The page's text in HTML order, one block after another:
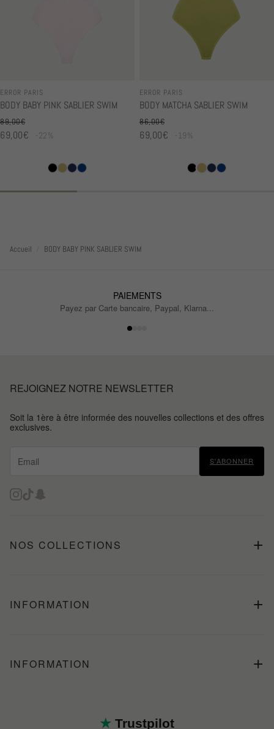
ERROR PARIS
BODY BABY PINK SABLIER SWIM
69,00€ -22%
Prix en solde
Prix habituel
89,00€
ERROR PARIS
BODY MATCHA SABLIER SWIM
69,00€ -19%
Prix en solde
Prix habituel
86,00€
Accueil BODY BABY PINK SABLIER SWIM
PAIEMENTS
Payez par Carte bancaire, Paypal, Klarna...
REJOIGNEZ NOTRE NEWSLETTER
Soit la 1ère à être informée des nouvelles collections et des offres
exclusives.
S'ABONNER
NOS COLLECTIONS +
INFORMATION +
INFORMATION +
★ Trustpilot